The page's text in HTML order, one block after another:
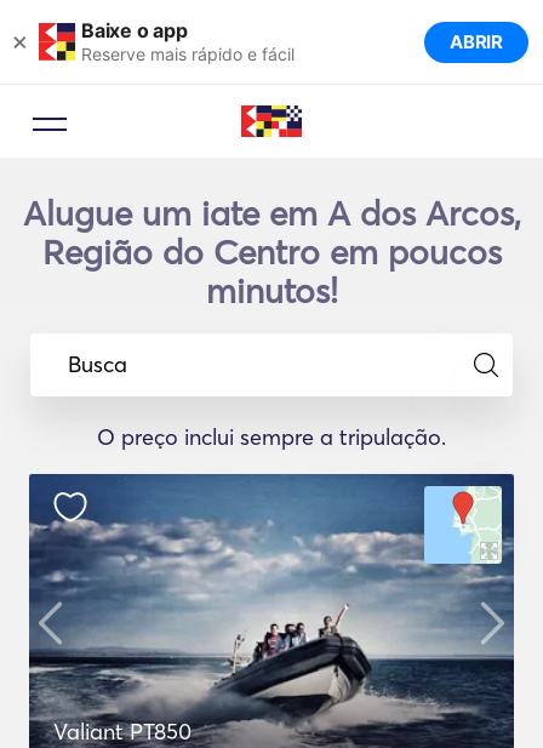
× Baixe o app
Reserve mais rápido e fácil ABRIR
Alugue um iate em A dos Arcos,
Região do Centro em poucos
minutos!
Busca
O preço inclui sempre a tripulação.
Valiant PT850